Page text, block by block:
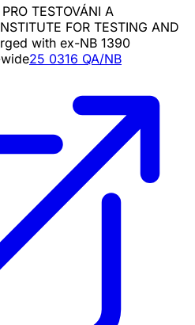
TESTOVÁNI A
FOR TESTING AND
with ex-NB 1390
25 0316 QA/NB